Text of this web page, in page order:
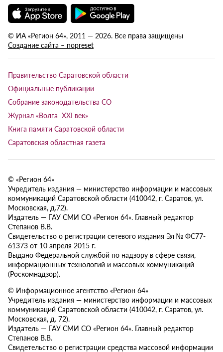
© ИА «Регион 64», 2011 — 2026. Все права защищены
Создание сайта – nopreset
Правительство Саратовской области
Официальные публикации
Собрание законодательства СО
Журнал «Волга XXI век»
Книга памяти Саратовской области
Саратовская областная газета
© «Регион 64»
Учредитель издания — министерство информации и массовых
коммуникаций Саратовской области (410042, г. Саратов, ул.
Московская, д.72).
Издатель — ГАУ СМИ СО «Регион 64». Главный редактор
Степанов В.В.
Свидетельство о регистрации сетевого издания Эл № ФС77-
61373 от 10 апреля 2015 г.
Выдано Федеральной службой по надзору в сфере связи,
информационных технологий и массовых коммуникаций
(Роскомнадзор).
© Информационное агентство «Регион 64»
Учредитель издания — министерство информации и массовых
коммуникаций Саратовской области (410042, г. Саратов, ул.
Московская, д. 72).
Издатель — ГАУ СМИ СО «Регион 64». Главный редактор
Степанов В.В.
Свидетельство о регистрации средства массовой информации